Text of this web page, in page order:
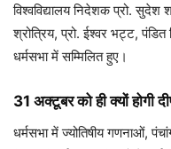
विश्वविद्यालय निदेशक प्रो. सुदेश
श्रोत्रिय, प्रो. ईश्वर भट्ट,
धर्मसभा में सम्मिलित हुए।
31 अक्टूबर को ही क्यों होगी
धर्मसभा में ज्योतिषीय गणनाओं,